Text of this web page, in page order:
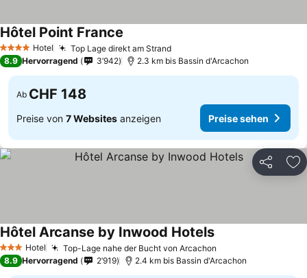
4 Sterne Hotel Top Lage direkt am StrandPreise sehen
Hôtel Point France
8.9 Hervorragend 3’942 2.3 km bis Bassin d'Arcachon
Ab CHF 148
Preise von 7 Websites anzeigen Preise sehen
Teilen
3 SterneHotel Top-Lage nahe der Bucht von Arcachon
Hôtel Arcanse by Inwood HotelsPreise sehen
8.9 Hervorragend 2’919 2.4 km bis Bassin d'Arcachon